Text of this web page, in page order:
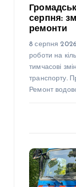
серпня:
ремонти
8 серпня
роботи на
тимчасові
транспорту.
Ремонт